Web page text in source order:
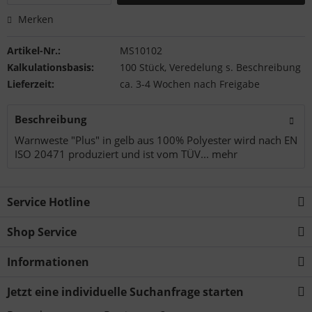
Merken
Artikel-Nr.:
MS10102
Kalkulationsbasis:
100 Stück, Veredelung s. Beschreibung
Lieferzeit:
ca. 3-4 Wochen nach Freigabe
Beschreibung
Warnweste "Plus" in gelb aus 100% Polyester wird nach EN
ISO 20471 produziert und ist vom TÜV... mehr
Service Hotline
Shop Service
Informationen
Jetzt eine individuelle Suchanfrage starten